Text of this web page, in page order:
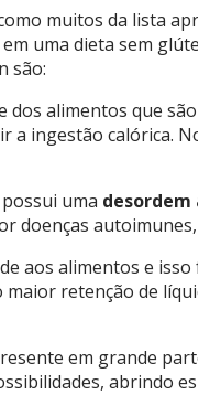
muitos da lista
uma dieta sem
são:
dos alimentos que
a ingestão calórica.
uma
doenças
aos alimentos e
retenção de
em grande
abrindo